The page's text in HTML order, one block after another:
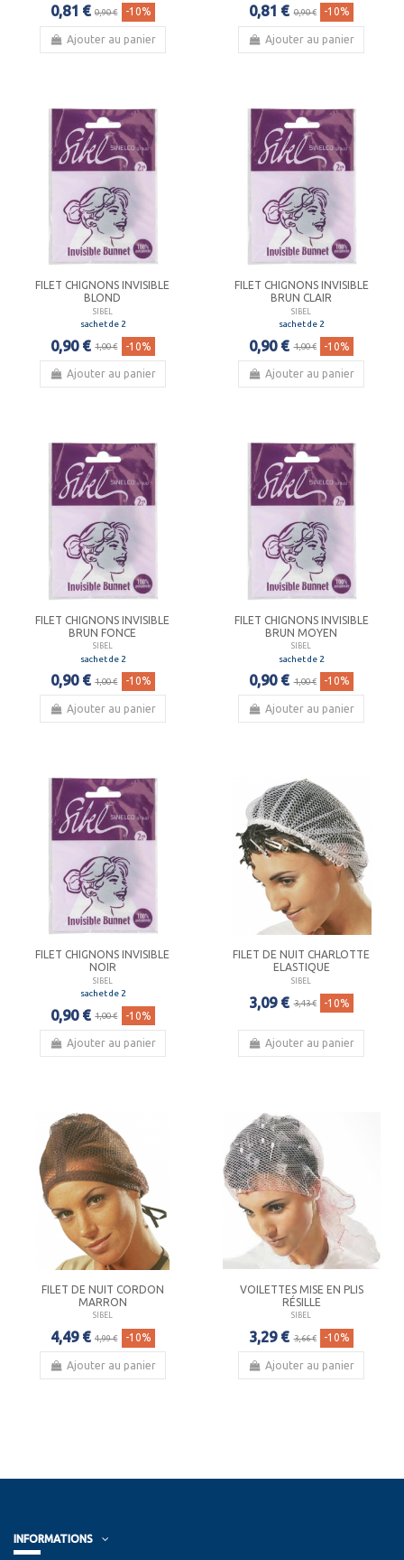
0,81 € 0,90 € -10%
Ajouter au panier
0,81 € 0,90 € -10%
Ajouter au panier
FILET CHIGNONS INVISIBLE
BLOND
SIBEL
sachet de 2
0,90 € 1,00 € -10%
Ajouter au panier
FILET CHIGNONS INVISIBLE
BRUN CLAIR
SIBEL
sachet de 2
0,90 € 1,00 € -10%
Ajouter au panier
FILET CHIGNONS INVISIBLE
BRUN FONCE
SIBEL
sachet de 2
0,90 € 1,00 € -10%
Ajouter au panier
FILET CHIGNONS INVISIBLE
BRUN MOYEN
SIBEL
sachet de 2
0,90 € 1,00 € -10%
Ajouter au panier
FILET CHIGNONS INVISIBLE
NOIR
SIBEL
sachet de 2
0,90 € 1,00 € -10%
Ajouter au panier
FILET DE NUIT CHARLOTTE
ELASTIQUE
SIBEL
3,09 € 3,43 € -10%
Ajouter au panier
FILET DE NUIT CORDON
MARRON
SIBEL
4,49 € 4,99 € -10%
Ajouter au panier
VOILETTES MISE EN PLIS
RÉSILLE
SIBEL
3,29 € 3,66 € -10%
Ajouter au panier
INFORMATIONS